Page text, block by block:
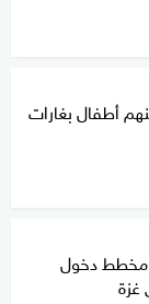
أطفال بغارات
مخطط دخول